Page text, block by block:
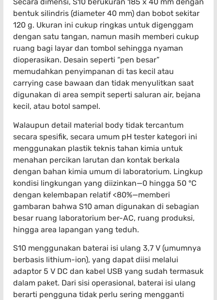
Secara dimensi, S10 berukuran 185 x 40 mm dengan
bentuk silindris (diameter 40 mm) dan bobot sekitar
120 g. Ukuran ini cukup ringkas untuk digenggam
dengan satu tangan, namun masih memberi cukup
ruang bagi layar dan tombol sehingga nyaman
dioperasikan. Desain seperti “pen besar”
memudahkan penyimpanan di tas kecil atau
carrying case bawaan dan tidak menyulitkan saat
digunakan di area sempit seperti saluran air, bejana
kecil, atau botol sampel.
Walaupun detail material body tidak tercantum
secara spesifik, secara umum pH tester kategori ini
menggunakan plastik teknis tahan kimia untuk
menahan percikan larutan dan kontak berkala
dengan bahan kimia umum di laboratorium. Lingkup
kondisi lingkungan yang diizinkan—0 hingga 50 °C
dengan kelembapan relatif <80%—memberi
gambaran bahwa S10 aman digunakan di sebagian
besar ruang laboratorium ber-AC, ruang produksi,
hingga area lapangan yang teduh.
S10 menggunakan baterai isi ulang 3,7 V (umumnya
berbasis lithium-ion), yang dapat diisi melalui
adaptor 5 V DC dan kabel USB yang sudah termasuk
dalam paket. Dari sisi operasional, baterai isi ulang
berarti pengguna tidak perlu sering mengganti